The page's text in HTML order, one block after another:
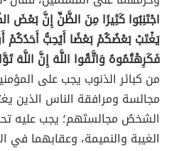
اجْتَنِبُوا كَثِيرًا مِنَ الظَّنِّ إِنَّ بَعْضَ
يَغْتَبْ بَعْضُكُمْ بَعْضًا أَيُحِبُّ أَحَدُكُمْ
فَكَرِهْتُمُوهُ وَاتَّقُوا اللَّهَ إِنَّ اللَّهَ
من كبائر الذنوب يجب على
مجالسة ومرافقة الناس الذين
الشخصُ مجالستَهم؛ يجب عليه
الغيبة والنميمة، وعقابهما في